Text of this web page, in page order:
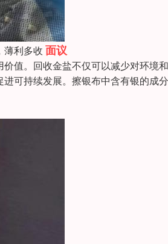
薄利多收 面议
值。回收金盐不仅可以减少对环境
可持续发展。擦银布中含有银的成